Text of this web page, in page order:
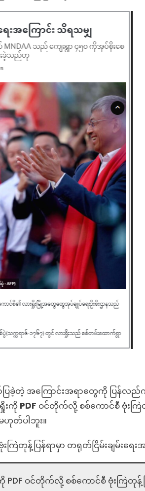
ြခဲ့တဲ့ အကြောင်းအရာတွေကို ပြန်လည်ကူ
းကို PDF ဝင်တိုက်လို့ စစ်ကောင်စီ ဗုံးကြဲ
ဟုတ်ပါဘူး။
ြဲတုန့်ပြန်ရာမှာ တရုတ်ငြိမ်းချမ်းရေ
ကို PDF ဝင်တိုက်လို့ စစ်ကောင်စီ ဗုံးကြဲ